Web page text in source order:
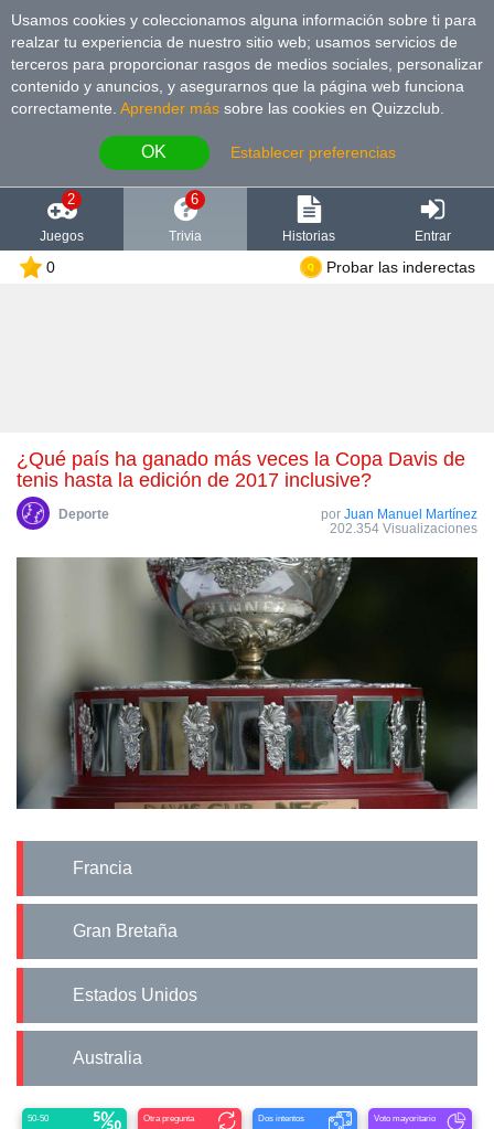
Usamos cookies y coleccionamos alguna información sobre ti para
realzar tu experiencia de nuestro sitio web; usamos servicios de
terceros para proporcionar rasgos de medios sociales, personalizar
contenido y anuncios, y asegurarnos que la página web funciona
correctamente. Aprender más sobre las cookies en Quizzclub.
OK Establecer preferencias
2
Juegos
6
Trivia Historias Entrar
0 Probar las inderectas
¿Qué país ha ganado más veces la Copa Davis de
tenis hasta la edición de 2017 inclusive?
Deporte por Juan Manuel Martínez
202.354 Visualizaciones
Francia
Gran Bretaña
Estados Unidos
Australia
50-50 Otra pregunta Dos intentos Voto mayoritario